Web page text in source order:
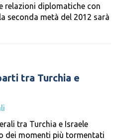
relazioni diplomatiche con
seconda metà del 2012 sarà
tra Turchia e
tra Turchia e Israele
dei momenti più tormentati